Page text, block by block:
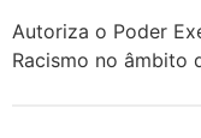
Autoriza o Poder
Racismo no âmbito